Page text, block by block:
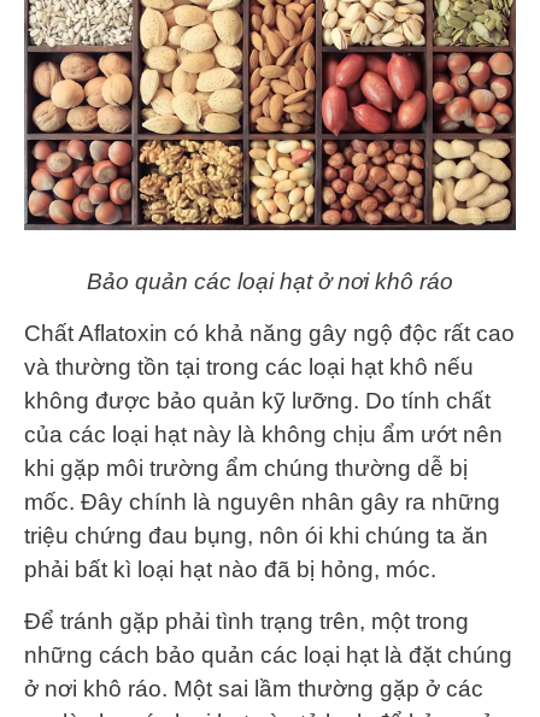
Bảo quản các loại hạt ở nơi khô ráo
Chất Aflatoxin có khả năng gây ngộ độc rất cao
và thường tồn tại trong các loại hạt khô nếu
không được bảo quản kỹ lưỡng. Do tính chất
của các loại hạt này là không chịu ẩm ướt nên
khi gặp môi trường ẩm chúng thường dễ bị
mốc. Đây chính là nguyên nhân gây ra những
triệu chứng đau bụng, nôn ói khi chúng ta ăn
phải bất kì loại hạt nào đã bị hỏng, móc.
Để tránh gặp phải tình trạng trên, một trong
những cách bảo quản các loại hạt là đặt chúng
ở nơi khô ráo. Một sai lầm thường gặp ở các